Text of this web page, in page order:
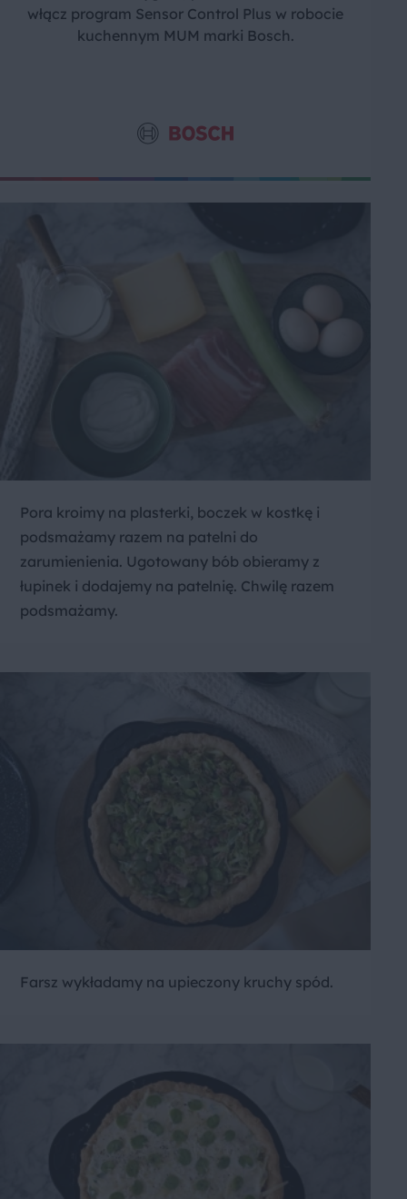
włącz program Sensor Control Plus w robocie
kuchennym MUM marki Bosch.
Pora kroimy na plasterki, boczek w kostkę i
podsmażamy razem na patelni do
zarumienienia. Ugotowany bób obieramy z
łupinek i dodajemy na patelnię. Chwilę razem
podsmażamy.
Farsz wykładamy na upieczony kruchy spód.